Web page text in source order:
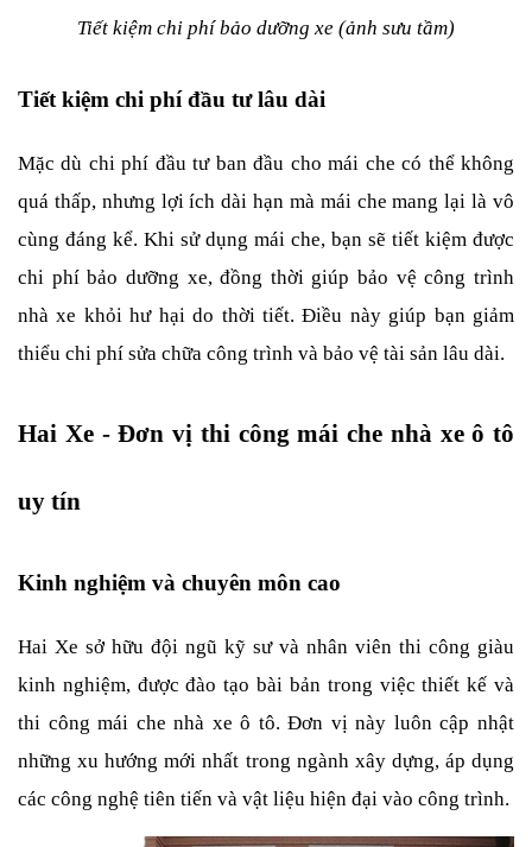
Tiết kiệm chi phí bảo dưỡng xe (ảnh sưu tầm)
Tiết kiệm chi phí đầu tư lâu dài
Mặc dù chi phí đầu tư ban đầu cho mái che có thể không
quá thấp, nhưng lợi ích dài hạn mà mái che mang lại là vô
cùng đáng kể. Khi sử dụng mái che, bạn sẽ tiết kiệm được
chi phí bảo dưỡng xe, đồng thời giúp bảo vệ công trình
nhà xe khỏi hư hại do thời tiết. Điều này giúp bạn giảm
thiểu chi phí sửa chữa công trình và bảo vệ tài sản lâu dài.
Hai Xe - Đơn vị thi công mái che nhà xe ô tô
uy tín
Kinh nghiệm và chuyên môn cao
Hai Xe sở hữu đội ngũ kỹ sư và nhân viên thi công giàu
kinh nghiệm, được đào tạo bài bản trong việc thiết kế và
thi công mái che nhà xe ô tô. Đơn vị này luôn cập nhật
những xu hướng mới nhất trong ngành xây dựng, áp dụng
các công nghệ tiên tiến và vật liệu hiện đại vào công trình.